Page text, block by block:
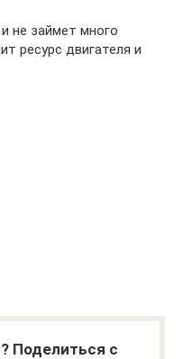
не займет много
ресурс двигателя и
Поделиться с